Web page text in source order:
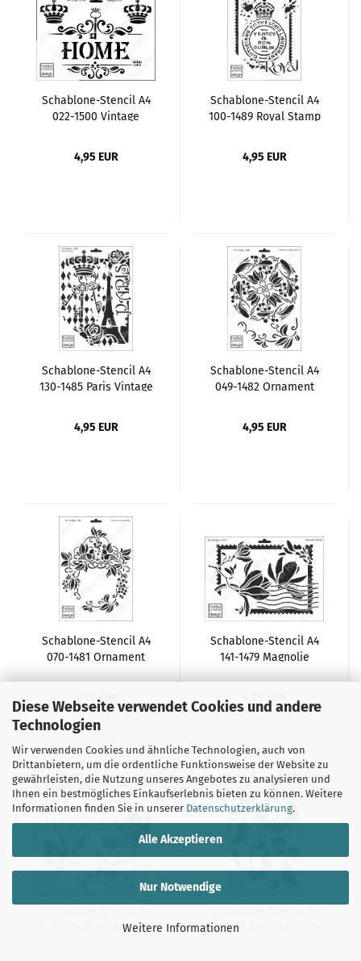
Diese Webseite verwendet Cookies und andere
Technologien
Wir verwenden Cookies und ähnliche Technologien, auch von
Drittanbietern, um die ordentliche Funktionsweise der Website zu
gewährleisten, die Nutzung unseres Angebotes zu analysieren und
Ihnen ein bestmögliches Einkaufserlebnis bieten zu können. Weitere
Informationen finden Sie in unserer Datenschutzerklärung.
Alle Akzeptieren
Nur Notwendige
Weitere Informationen
Schablone-Stencil A4
022-1500 Vintage
4,95 EUR
Schablone-Stencil A4
100-1489 Royal Stamp
4,95 EUR
Schablone-Stencil A4
130-1485 Paris Vintage
4,95 EUR
Schablone-Stencil A4
049-1482 Ornament
4,95 EUR
Schablone-Stencil A4
070-1481 Ornament
4,95 EUR
Schablone-Stencil A4
141-1479 Magnolie
4,95 EUR
021-1478 Magnolie
111-1473 Rocking Skulls